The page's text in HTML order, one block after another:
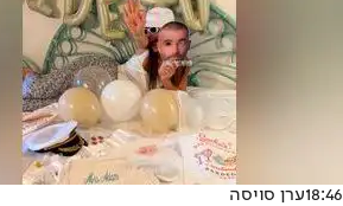
18:46ערן סויסה